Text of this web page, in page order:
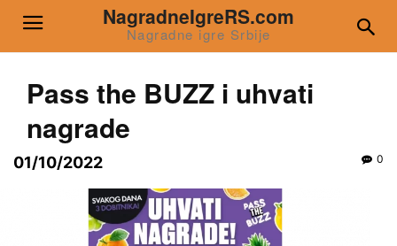
NagradneIgreRS.com
Nagradne igre Srbije
Pass the BUZZ i uhvati
nagrade
01/10/2022 0